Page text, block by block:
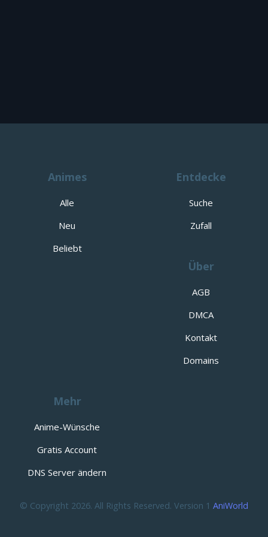
Animes
Alle
Neu
Beliebt
Entdecke
Suche
Zufall
Über
AGB
DMCA
Kontakt
Domains
Mehr
Anime-Wünsche
Gratis Account
DNS Server ändern
© Copyright 2026. All Rights Reserved. Version 1 AniWorld